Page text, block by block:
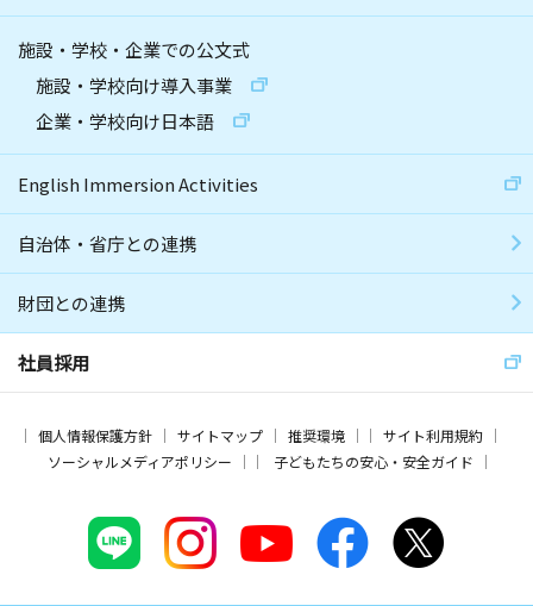
施設・学校・企業での公文式
施設・学校向け導入事業
企業・学校向け日本語
English Immersion Activities
自治体・省庁との連携
財団との連携
社員採用
個人情報保護方針 サイトマップ 推奨環境
サイト利用規約
ソーシャルメディアポリシー
子どもたちの安心・安全ガイド